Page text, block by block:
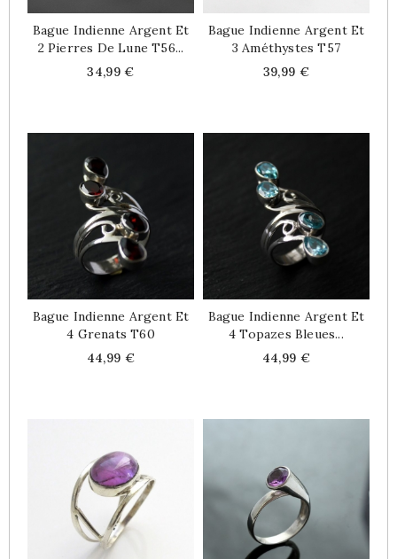
Bague Indienne Argent Et
2 Pierres De Lune T56...
Price
34,99 €
Bague Indienne Argent Et
3 Améthystes T57
Price
39,99 €
Bague Indienne Argent Et
4 Grenats T60
Price
44,99 €
Bague Indienne Argent Et
4 Topazes Bleues...
Price
44,99 €